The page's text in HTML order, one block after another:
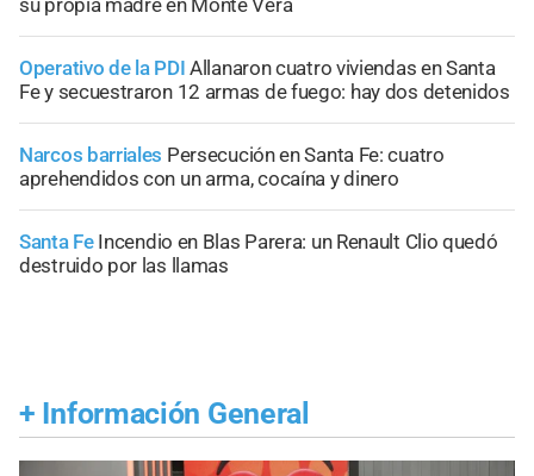
Operativo de la PDI Allanaron cuatro viviendas en Santa
Fe y secuestraron 12 armas de fuego: hay dos detenidos
Narcos barriales Persecución en Santa Fe: cuatro
aprehendidos con un arma, cocaína y dinero
Santa Fe Incendio en Blas Parera: un Renault Clio quedó
destruido por las llamas
+ Información General